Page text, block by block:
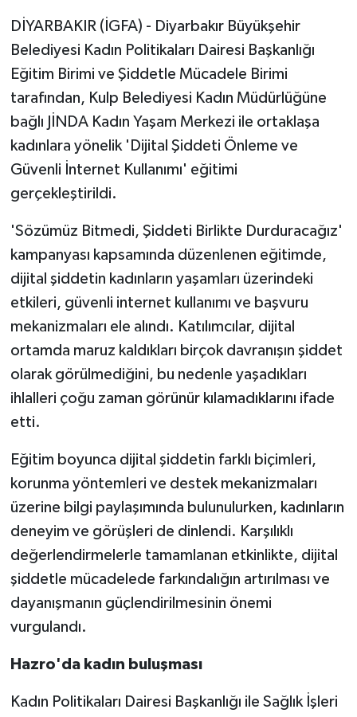
DİYARBAKIR (İGFA) - Diyarbakır Büyükşehir
Belediyesi Kadın Politikaları Dairesi Başkanlığı
Eğitim Birimi ve Şiddetle Mücadele Birimi
tarafından, Kulp Belediyesi Kadın Müdürlüğüne
bağlı JİNDA Kadın Yaşam Merkezi ile ortaklaşa
kadınlara yönelik 'Dijital Şiddeti Önleme ve
Güvenli İnternet Kullanımı' eğitimi
gerçekleştirildi.
'Sözümüz Bitmedi, Şiddeti Birlikte Durduracağız'
kampanyası kapsamında düzenlenen eğitimde,
dijital şiddetin kadınların yaşamları üzerindeki
etkileri, güvenli internet kullanımı ve başvuru
mekanizmaları ele alındı. Katılımcılar, dijital
ortamda maruz kaldıkları birçok davranışın şiddet
olarak görülmediğini, bu nedenle yaşadıkları
ihlalleri çoğu zaman görünür kılamadıklarını ifade
etti.
Eğitim boyunca dijital şiddetin farklı biçimleri,
korunma yöntemleri ve destek mekanizmaları
üzerine bilgi paylaşımında bulunulurken, kadınların
deneyim ve görüşleri de dinlendi. Karşılıklı
değerlendirmelerle tamamlanan etkinlikte, dijital
şiddetle mücadelede farkındalığın artırılması ve
dayanışmanın güçlendirilmesinin önemi
vurgulandı.
Hazro'da kadın buluşması
Kadın Politikaları Dairesi Başkanlığı ile Sağlık İşleri